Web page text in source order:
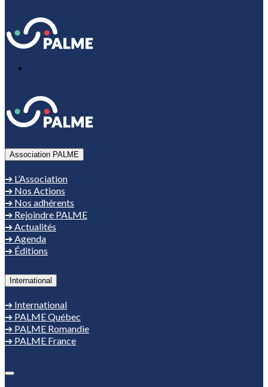
Association PALME
➔ L’Association
➔ Nos Actions
➔ Nos adhérents
➔ Rejoindre PALME
➔ Actualités
➔ Agenda
➔ Éditions
International
➔ International
➔ PALME Québec
➔ PALME Romandie
➔ PALME France